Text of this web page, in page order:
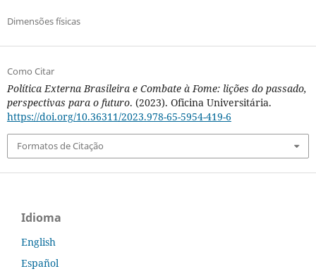
Dimensões físicas
Como Citar
Política Externa Brasileira e Combate à Fome: lições do passado,
perspectivas para o futuro. (2023). Oficina Universitária.
https://doi.org/10.36311/2023.978-65-5954-419-6
Formatos de Citação
Idioma
English
Español